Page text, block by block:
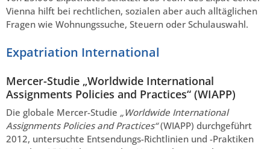
Vienna hilft bei rechtlichen, sozialen aber auch alltäglichen
Fragen wie Wohnungssuche, Steuern oder Schulauswahl.
Expatriation International
Mercer-Studie „Worldwide International
Assignments Policies and Practices“ (WIAPP)
Die globale Mercer-Studie „Worldwide International
Assignments Policies and Practices“(WIAPP) durchgeführt
2012, untersuchte Entsendungs-Richtlinien und -Praktiken